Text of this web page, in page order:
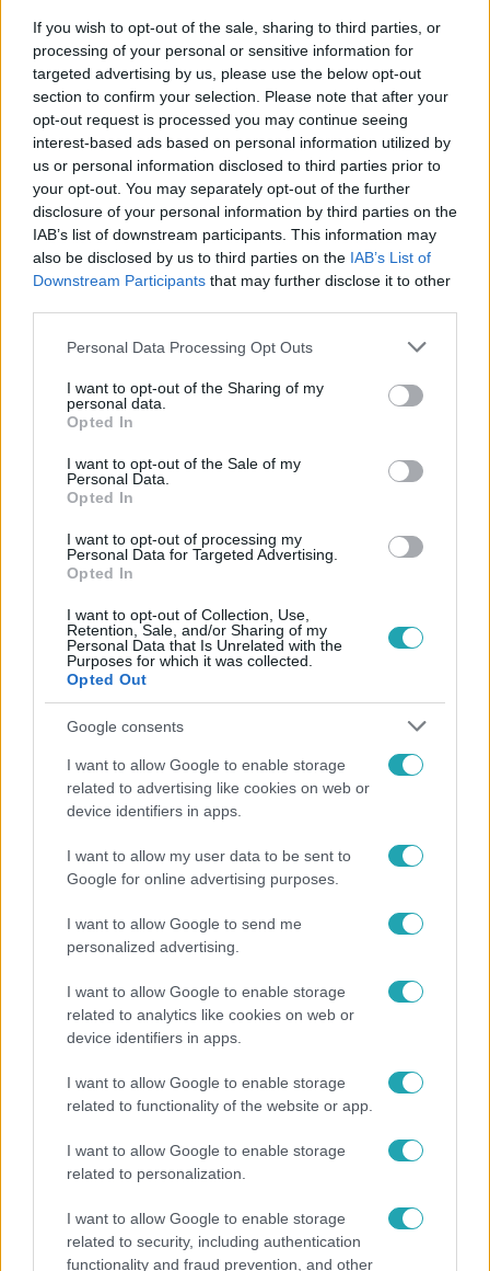
If you wish to opt-out of the sale, sharing to third parties, or
processing of your personal or sensitive information for
targeted advertising by us, please use the below opt-out
section to confirm your selection. Please note that after your
opt-out request is processed you may continue seeing
interest-based ads based on personal information utilized by
us or personal information disclosed to third parties prior to
your opt-out. You may separately opt-out of the further
disclosure of your personal information by third parties on the
IAB’s list of downstream participants. This information may
also be disclosed by us to third parties on the IAB’s List of
Downstream Participants that may further disclose it to other
Please note that this website/app uses one or more Google
not limited to your visit or usage behaviour. You may click to
grant or deny consent to Google and its third-party tags to
use your data for below specified purposes in below Google
consent section.
Personal Data Processing Opt Outs
I want to opt-out of the Sharing of my
personal data.
Opted In
I want to opt-out of the Sale of my
Personal Data.
Opted In
I want to opt-out of processing my
Personal Data for Targeted Advertising.
Opted In
I want to opt-out of Collection, Use,
Retention, Sale, and/or Sharing of my
Personal Data that Is Unrelated with the
Purposes for which it was collected.
Opted Out
Google consents
I want to allow Google to enable storage
related to advertising like cookies on web or
device identifiers in apps.
I want to allow my user data to be sent to
Google for online advertising purposes.
I want to allow Google to send me
personalized advertising.
I want to allow Google to enable storage
related to analytics like cookies on web or
device identifiers in apps.
I want to allow Google to enable storage
related to functionality of the website or app.
I want to allow Google to enable storage
related to personalization.
I want to allow Google to enable storage
related to security, including authentication
functionality and fraud prevention, and other
Facebookon is!
Követem
PÁRKAPCSOLAT SZERETŐ
#HÁZASSÁG # BÁNTALMAZÓ KAPCSOLAT
Népszerű
Házon kívül
Felmondott a bérlőnek, egy évvel később még
2:30
lánnyal Hajdúszoboszlón, az áldozaton kínai
lányok segítettek